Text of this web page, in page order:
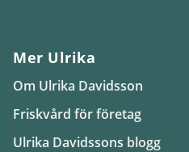
Mer Ulrika
Om Ulrika Davidsson
Friskvård för företag
Ulrika Davidssons blogg